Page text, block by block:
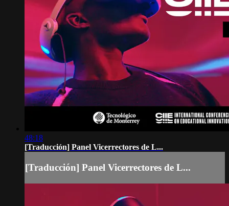
48:18
[Traducción] Panel Vicerrectores de L...
[Traducción] Panel Vicerrectores de L...